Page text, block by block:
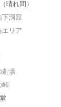
晴れ間）
下洞窟
エリア
劇場
峠